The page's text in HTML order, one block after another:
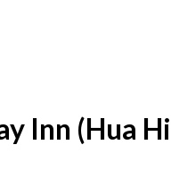
Inn (Hua